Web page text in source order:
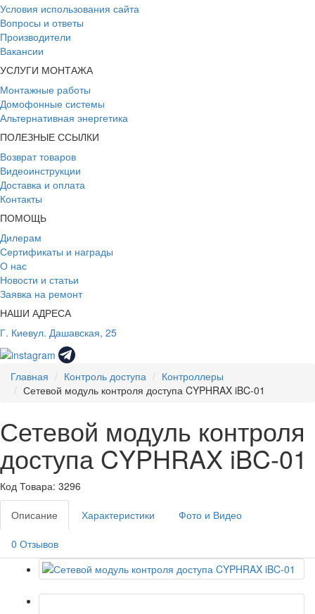
Условия использования сайта
Вопросы и ответы
Производители
Вакансии
УСЛУГИ МОНТАЖА
Монтажные работы
Домофонные системы
Альтернативная энергетика
ПОЛЕЗНЫЕ ССЫЛКИ
Возврат товаров
Видеоинструкции
Доставка и оплата
Контакты
ПОМОЩЬ
Дилерам
Сертификаты и награды
О нас
Новости и статьи
Заявка на ремонт
НАШИ АДРЕСА
Г. Киевул. Дашавская, 25
Главная Контроль доступа
Контроллеры
Сетевой модуль контроля доступа CYPHRAX iBC-01
Сетевой модуль контроля
доступа CYPHRAX iBC-01
Код Товара: 3296
Описание Характеристики Фото и Видео
0 Отзывов